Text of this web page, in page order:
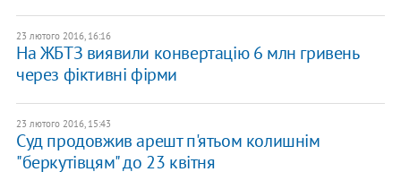
23 лютого 2016, 16:16
На ЖБТЗ виявили конвертацію 6 млн гривень
через фіктивні фірми
23 лютого 2016, 15:43
Суд продовжив арешт п'ятьом колишнім
"беркутівцям" до 23 квітня